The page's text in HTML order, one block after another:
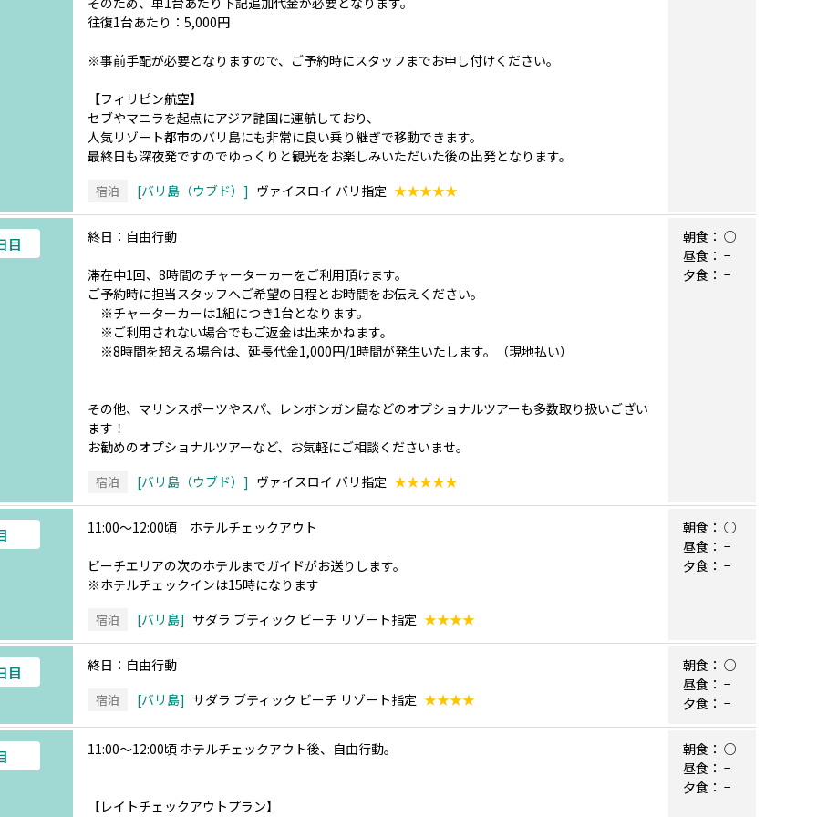
往復1台あたり：5,000円
※事前手配が必要となりますので、ご予約時にスタッフまでお申し付けください。
【フィリピン航空】
セブやマニラを起点にアジア諸国に運航しており、
人気リゾート都市のバリ島にも非常に良い乗り継ぎで移動できます。
最終日も深夜発ですのでゆっくりと観光をお楽しみいただいた後の出発となります。
宿泊 バリ島（ウブド） ヴァイスロイ バリ指定 ★★★★★
目 終日：自由行動
滞在中1回、8時間のチャーターカーをご利用頂けます。
ご予約時に担当スタッフへご希望の日程とお時間をお伝えください。
※チャーターカーは1組につき1台となります。
※ご利用されない場合でもご返金は出来かねます。
※8時間を超える場合は、延長代金1,000円/1時間が発生いたします。（現地払い）
その他、マリンスポーツやスパ、レンボンガン島などのオプショナルツアーも多数取り扱いござい
ます！
お勧めのオプショナルツアーなど、お気軽にご相談くださいませ。
宿泊 バリ島（ウブド） ヴァイスロイ バリ指定 ★★★★★
朝食： ○
昼食： −
夕食： −
11:00～12:00頃 ホテルチェックアウト
ビーチエリアの次のホテルまでガイドがお送りします。
※ホテルチェックインは15時になります
宿泊 バリ島 サダラ ブティック ビーチ リゾート指定 ★★★★
朝食： ○
昼食： −
夕食： −
目 終日：自由行動
宿泊 バリ島 サダラ ブティック ビーチ リゾート指定 ★★★★
朝食： ○
昼食： −
夕食： −
11:00～12:00頃 ホテルチェックアウト後、自由行動。
【レイトチェックアウトプラン】
朝食： ○
昼食： −
夕食： −